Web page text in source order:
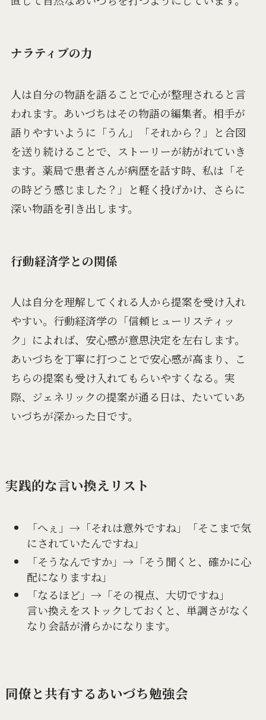
ナラティブの力
人は自分の物語を語ることで心が整理されると言
われます。あいづちはその物語の編集者。相手が
語りやすいように「うん」「それから？」と合図
を送り続けることで、ストーリーが紡がれていき
ます。薬局で患者さんが病歴を話す時、私は「そ
の時どう感じました？」と軽く投げかけ、さらに
深い物語を引き出します。
行動経済学との関係
人は自分を理解してくれる人から提案を受け入れ
やすい。行動経済学の「信頼ヒューリスティッ
ク」によれば、安心感が意思決定を左右します。
あいづちを丁寧に打つことで安心感が高まり、こ
ちらの提案も受け入れてもらいやすくなる。実
際、ジェネリックの提案が通る日は、たいていあ
いづちが深かった日です。
実践的な言い換えリスト
「へぇ」→「それは意外ですね」「そこまで気
にされていたんですね」
「そうなんですか」→「そう聞くと、確かに心
配になりますね」
「なるほど」→「その視点、大切ですね」
言い換えをストックしておくと、単調さがなく
なり会話が滑らかになります。
同僚と共有するあいづち勉強会